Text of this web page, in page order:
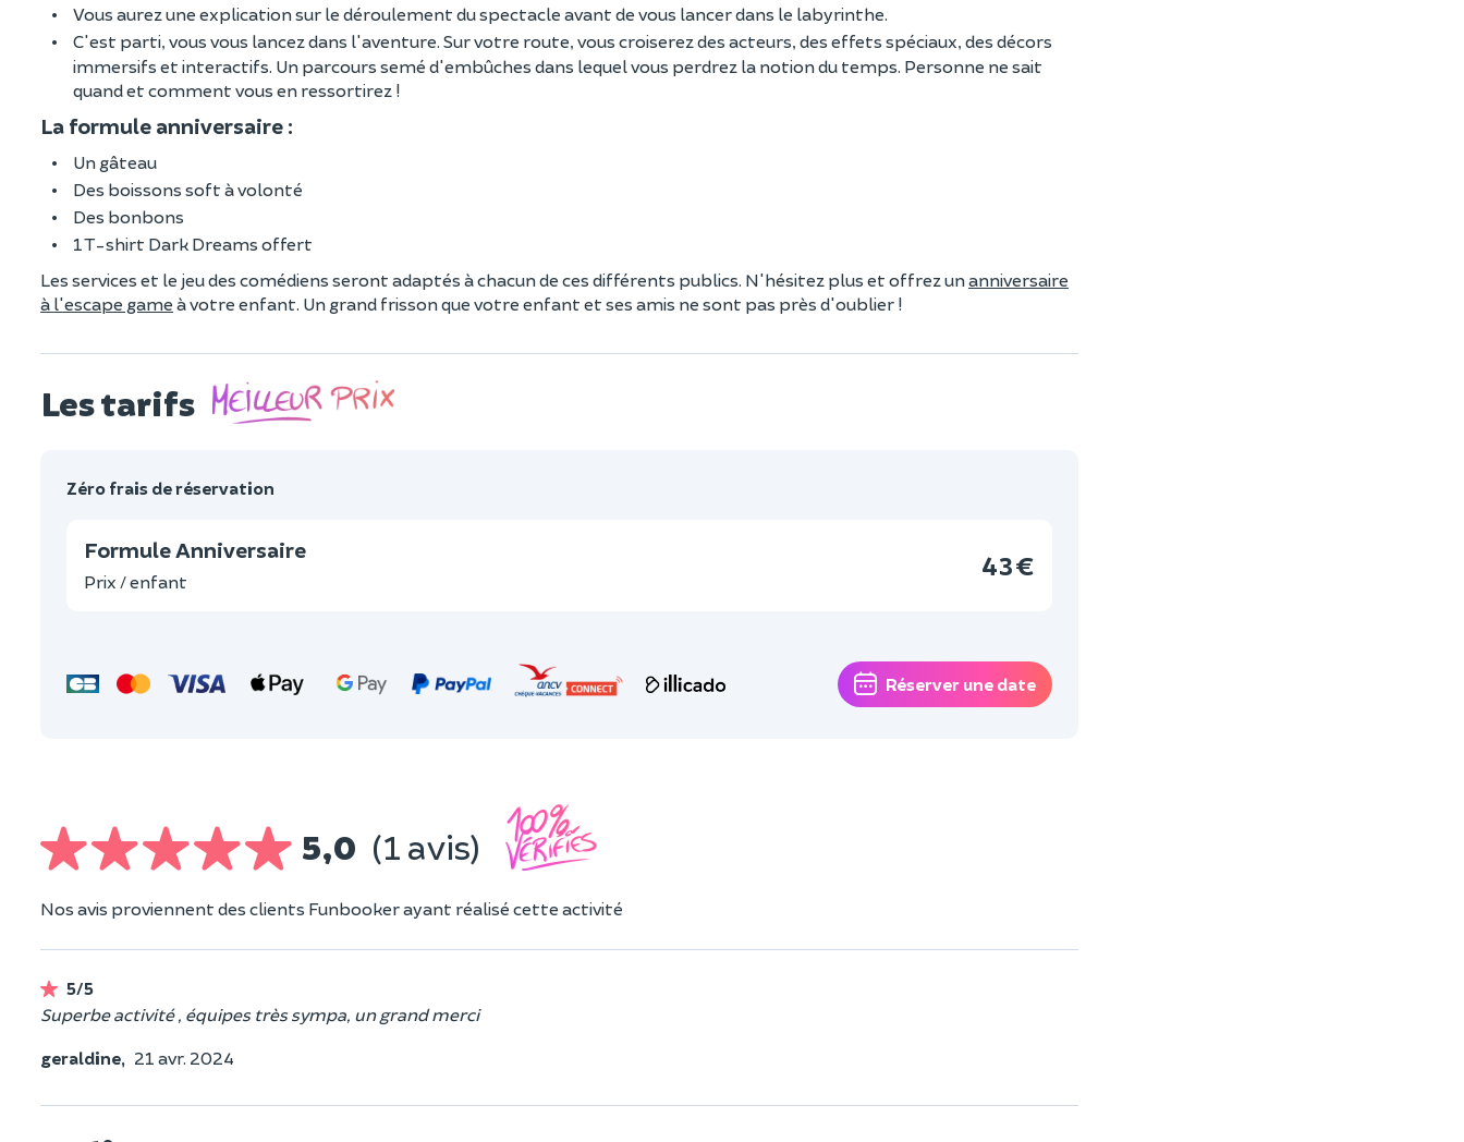
Vous aurez une explication sur le déroulement du spectacle avant de vous lancer dans le labyrinthe.
C'est parti, vous vous lancez dans l'aventure. Sur votre route, vous croiserez des acteurs, des effets spéciaux, des décors
immersifs et interactifs. Un parcours semé d'embûches dans lequel vous perdrez la notion du temps. Personne ne sait
quand et comment vous en ressortirez !
La formule anniversaire :
Un gâteau
Des boissons soft à volonté
Des bonbons
1 T-shirt Dark Dreams offert
Les services et le jeu des comédiens seront adaptés à chacun de ces différents publics. N'hésitez plus et offrez unanniversaire
à l'escape game à votre enfant. Un grand frisson que votre enfant et ses amis ne sont pas près d'oublier !
Les tarifs
Zéro frais de réservation
Formule Anniversaire
Prix / enfant
43 €
Réserver une date
5,0 (1 avis)
Nos avis proviennent des clients Funbooker ayant réalisé cette activité
5/5
Superbe activité , équipes très sympa, un grand merci
geraldine, 21 avr. 2024